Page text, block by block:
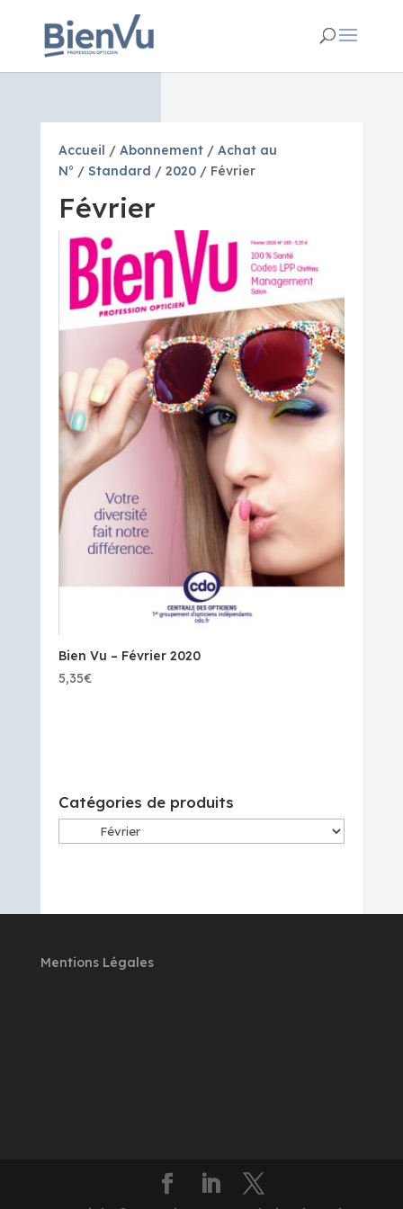
Accueil / Abonnement/ Achat au
N° / Standard / 2020/ Février
Février
Bien Vu – Février 2020
5,35€
Catégories de produits
Mentions Légales